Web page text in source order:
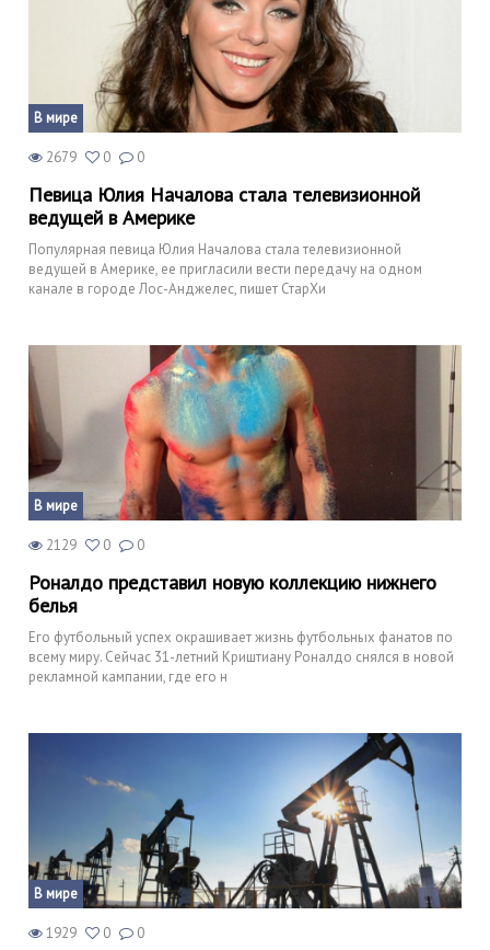
В мире
2679 0 0
Певица Юлия Началова стала телевизионной
ведущей в Америке
Популярная певица Юлия Началова стала телевизионной
ведущей в Америке, ее пригласили вести передачу на одном
канале в городе Лос-Анджелес, пишет СтарХи
В мире
2129 0 0
Роналдо представил новую коллекцию нижнего
белья
Его футбольный успех окрашивает жизнь футбольных фанатов по
всему миру. Сейчас 31-летний Криштиану Роналдо снялся в новой
рекламной кампании, где его н
В мире
1929 0 0